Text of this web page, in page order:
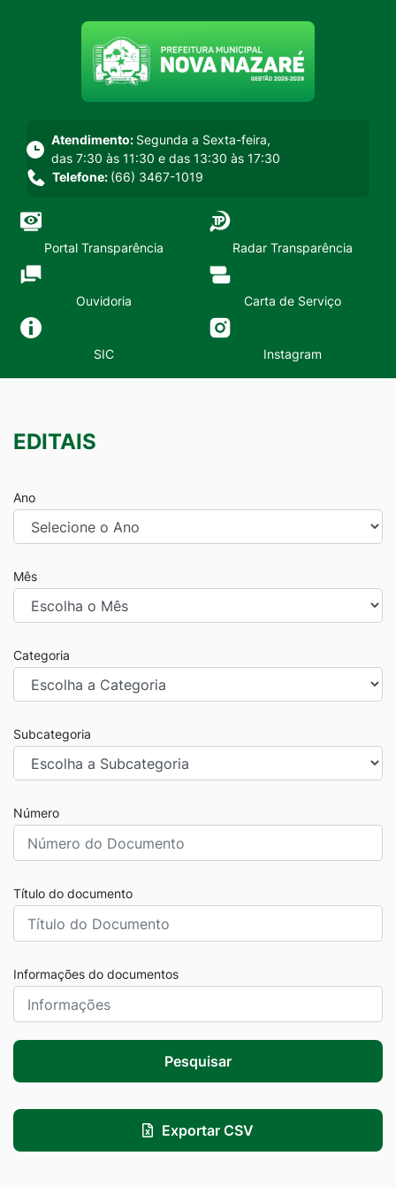
Seção do menu principal
Atendimento: Segunda a Sexta-feira,
das 7:30 às 11:30 e das 13:30 às 17:30
Telefone: (66) 3467-1019
Portal Transparência Radar Transparência
Ouvidoria Carta de Serviço
SIC Instagram
EDITAIS
Ano
Mês
Categoria
Subcategoria
Número
Título do documento
Informações do documentos
Pesquisar
Exportar CSV